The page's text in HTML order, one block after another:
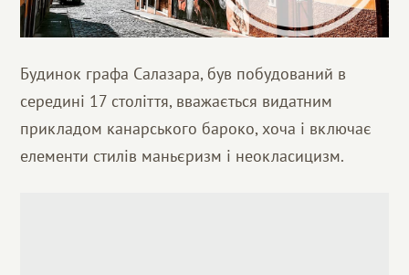
Будинок графа Салазара, був побудований в
середині 17 століття, вважається видатним
прикладом канарського бароко, хоча і включає
елементи стилів маньєризм і неокласицизм.